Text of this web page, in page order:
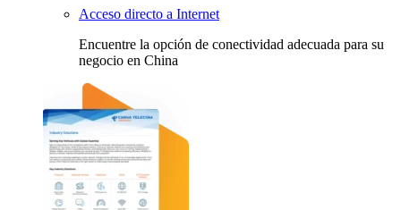
Acceso directo a Internet
Encuentre la opción de conectividad adecuada para su
negocio en China